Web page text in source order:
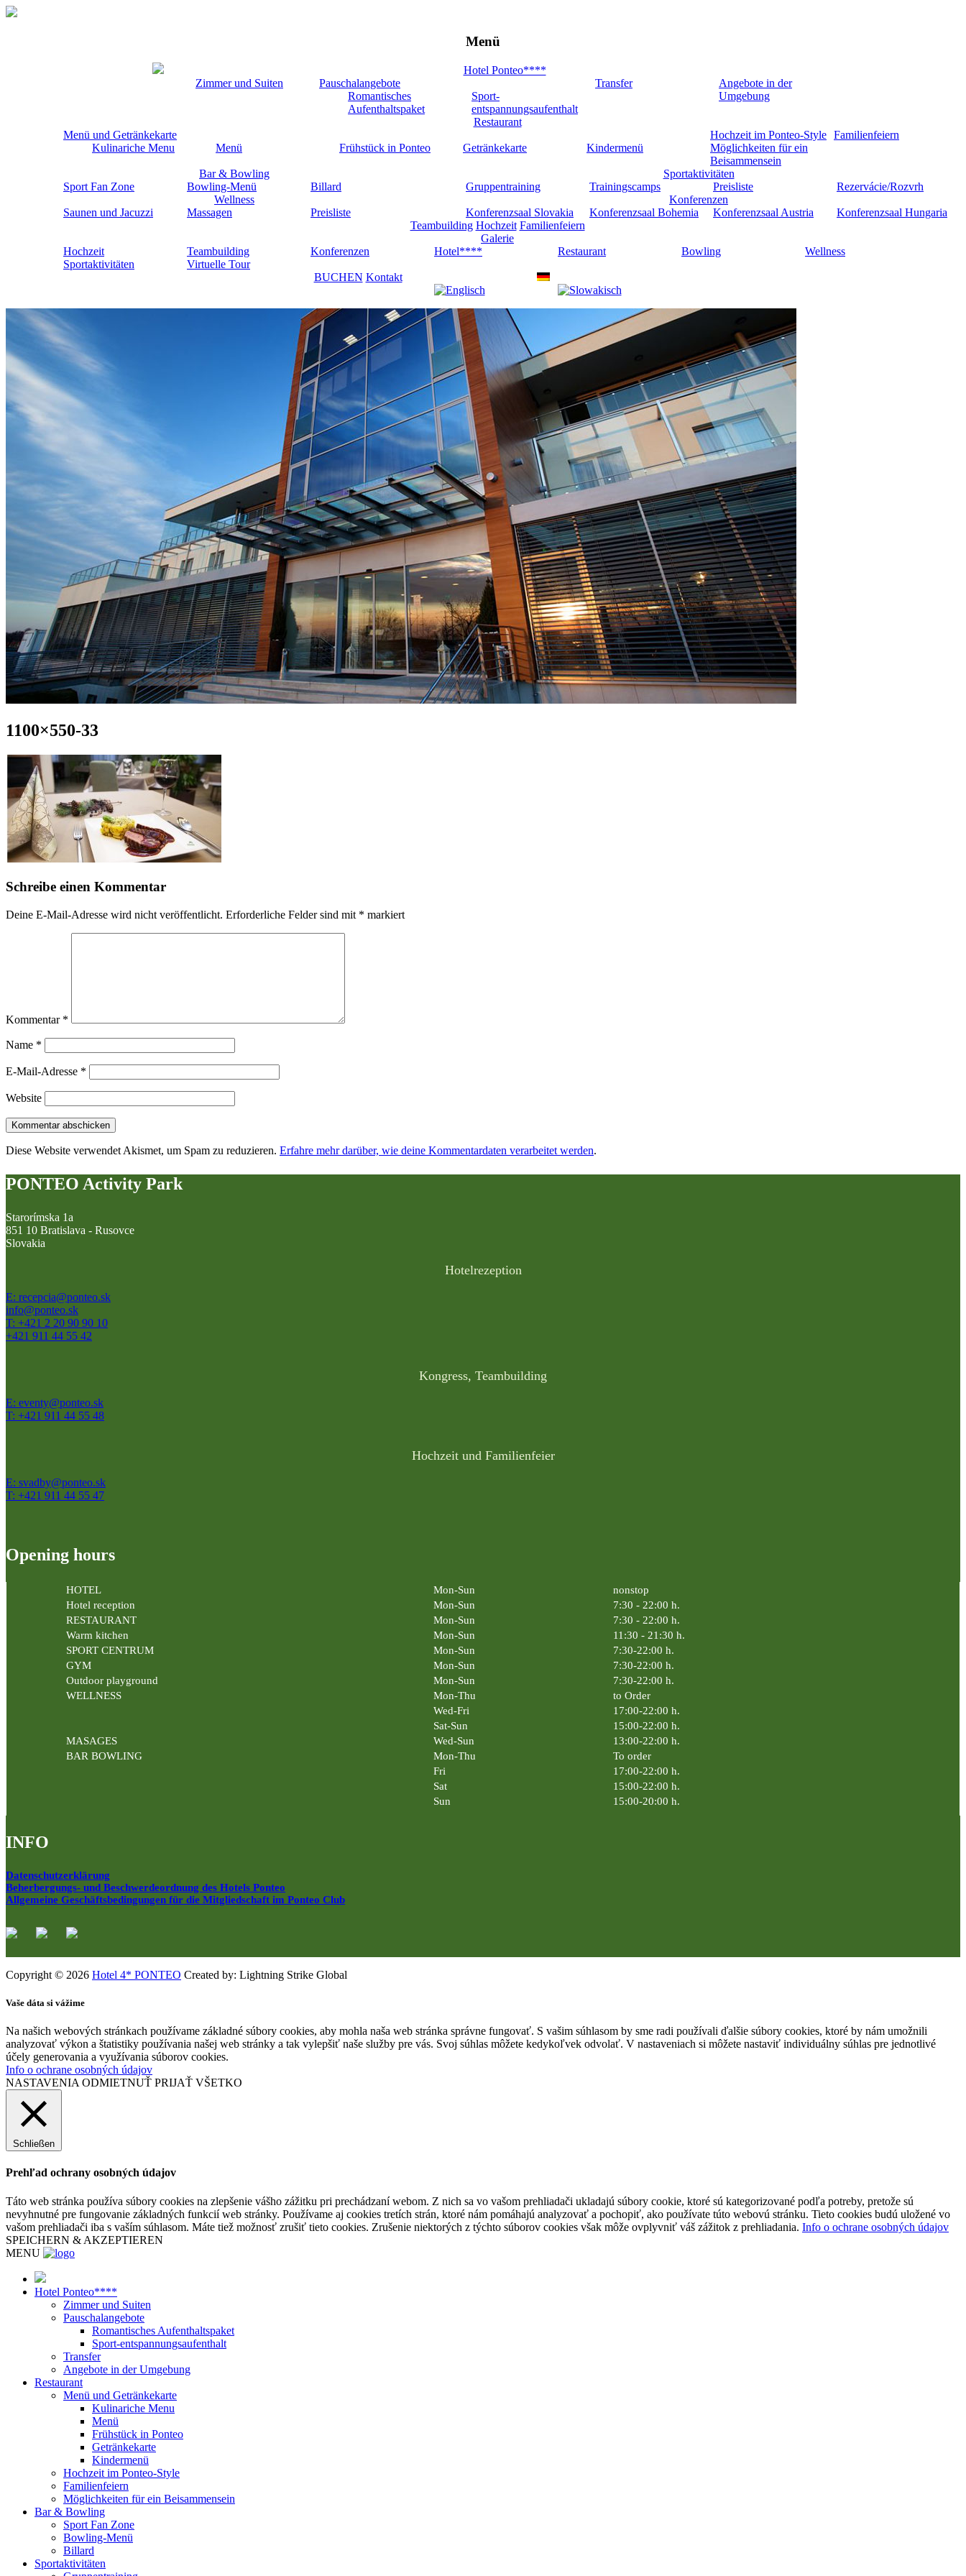
Menü
Hotel Ponteo****
Zimmer und Suiten
Pauschalangebote
Romantisches
Aufenthaltspaket
Sport-
entspannungsaufenthalt
Transfer
Angebote in der
Umgebung
Restaurant
Menü und Getränkekarte
Kulinariche Menu
Menü Frühstück in Ponteo Getränkekarte Kindermenü
Hochzeit im Ponteo-Style Familienfeiern
Möglichkeiten für ein
Beisammensein
Bar & Bowling
Sport Fan Zone
Bowling-Menü Billard
Sportaktivitäten
Gruppentraining
Trainingscamps Preisliste
Rezervácie/Rozvrh
Wellness
Saunen und Jacuzzi
Massagen Preisliste
Konferenzen
Konferenzsaal Slovakia
Konferenzsaal Bohemia Konferenzsaal Austria
Konferenzsaal Hungaria
Teambuilding Hochzeit Familienfeiern
Galerie
Hochzeit
Teambuilding Konferenzen Hotel**** Restaurant Bowling
Wellness
Sportaktivitäten
Virtuelle Tour
BUCHEN Kontakt
1100×550-33
Schreibe einen Kommentar
Deine E-Mail-Adresse wird nicht veröffentlicht. Erforderliche Felder sind mit * markiert
Kommentar *
Name *
E-Mail-Adresse *
Website
Diese Website verwendet Akismet, um Spam zu reduzieren. Erfahre mehr darüber, wie deine Kommentardaten verarbeitet werden.
PONTEO Activity Park
Starorímska 1a
851 10 Bratislava - Rusovce
Slovakia
Hotelrezeption
E: recepcia@ponteo.sk
info@ponteo.sk
T: +421 2 20 90 90 10
+421 911 44 55 42
Kongress, Teambuilding
E: eventy@ponteo.sk
T: +421 911 44 55 48
Hochzeit und Familienfeier
E: svadby@ponteo.sk
T: +421 911 44 55 47
Opening hours
HOTEL Mon-Sun
nonstop
Hotel reception
Mon-Sun
7:30 - 22:00 h.
RESTAURANT
Mon-Sun
7:30 - 22:00 h.
Warm kitchen
Mon-Sun
11:30 - 21:30 h.
SPORT CENTRUM
Mon-Sun
7:30-22:00 h.
GYM
Mon-Sun
7:30-22:00 h.
Outdoor playground
Mon-Sun
7:30-22:00 h.
WELLNESS
Mon-Thu
to Order
Wed-Fri
17:00-22:00 h.
Sat-Sun
15:00-22:00 h.
MASAGES
Wed-Sun
13:00-22:00 h.
BAR BOWLING
Mon-Thu
To order
Fri
17:00-22:00 h.
Sat
15:00-22:00 h.
Sun
15:00-20:00 h.
INFO
Datenschutzerklärung
Beherbergungs- und Beschwerdeordnung des Hotels Ponteo
Allgemeine Geschäftsbedingungen für die Mitgliedschaft im Ponteo Club
Copyright © 2026 Hotel 4* PONTEO Created by: Lightning Strike Global
Vaše dáta si vážime
Na našich webových stránkach používame základné súbory cookies, aby mohla naša web stránka správne fungovať. S vašim súhlasom by sme radi používali ďalšie súbory cookies, ktoré by nám umožnili
analyzovať výkon a štatistiky používania našej web stránky a tak vylepšiť naše služby pre vás. Svoj súhlas môžete kedykoľvek odvolať. V nastaveniach si môžete nastaviť individuálny súhlas pre jednotlivé
účely generovania a využívania súborov cookies.
Info o ochrane osobných údajov
NASTAVENIA ODMIETNUŤ PRIJAŤ VŠETKO
Schließen
Prehľad ochrany osobných údajov
Táto web stránka používa súbory cookies na zlepšenie vášho zážitku pri prechádzaní webom. Z nich sa vo vašom prehliadači ukladajú súbory cookie, ktoré sú kategorizované podľa potreby, pretože sú
nevyhnutné pre fungovanie základných funkcií web stránky. Používame aj cookies tretích strán, ktoré nám pomáhajú analyzovať a pochopiť, ako používate túto webovú stránku. Tieto cookies budú uložené vo
vašom prehliadači iba s vaším súhlasom. Máte tiež možnosť zrušiť tieto cookies. Zrušenie niektorých z týchto súborov cookies však môže ovplyvniť váš zážitok z prehliadania. Info o ochrane osobných údajov
SPEICHERN & AKZEPTIEREN
MENU
Hotel Ponteo****
Zimmer und Suiten
Pauschalangebote
Romantisches Aufenthaltspaket
Sport-entspannungsaufenthalt
Transfer
Angebote in der Umgebung
Restaurant
Menü und Getränkekarte
Kulinariche Menu
Menü
Frühstück in Ponteo
Getränkekarte
Kindermenü
Hochzeit im Ponteo-Style
Familienfeiern
Möglichkeiten für ein Beisammensein
Bar & Bowling
Sport Fan Zone
Bowling-Menü
Billard
Sportaktivitäten